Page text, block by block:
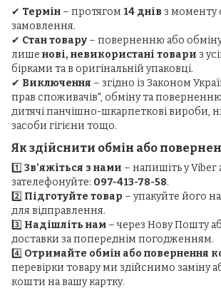
✔ Термін – протягом 14 днів з моменту
замовлення.
✔ Стан товару – поверненню або
лише нові, невикористані товари з
бірками та в оригінальній упаковці.
✔ Виключення – згідно із Законом
прав споживачів", обміну та
дитячі панчішно-шкарпеткові вироби,
засоби гігієни тощо.
Як здійснити обмін або
1️⃣ Зв’яжіться з нами – напишіть у Viber
зателефонуйте: 097-413-78-58.
2️⃣ Підготуйте товар – упакуйте його
для відправлення.
3️⃣ Надішліть нам – через Нову Пошту
доставки за попереднім погодженням.
4️⃣ Отримайте обмін або повернення
перевірки товару ми здійснимо заміну
кошти на вашу картку.